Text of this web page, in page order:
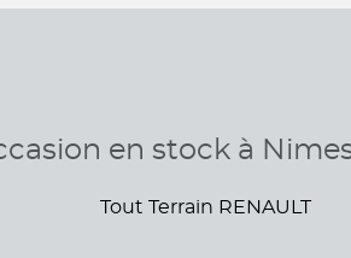
en stock à
Tout Terrain RENAULT